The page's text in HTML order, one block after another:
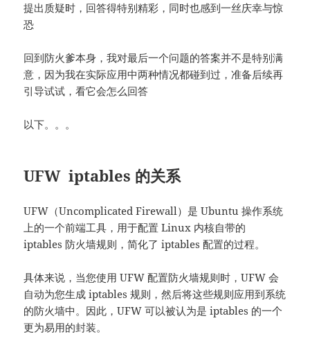
提出质疑时，回答得特别精彩，同时也感到一丝庆幸与惊
恐
回到防火爹本身，我对最后一个问题的答案并不是特别满
意，因为我在实际应用中两种情况都碰到过，准备后续再
引导试试，看它会怎么回答
以下。。。
UFW iptables 的关系
UFW（Uncomplicated Firewall）是 Ubuntu 操作系统
上的一个前端工具，用于配置 Linux 内核自带的
iptables 防火墙规则，简化了 iptables 配置的过程。
具体来说，当您使用 UFW 配置防火墙规则时，UFW 会
自动为您生成 iptables 规则，然后将这些规则应用到系统
的防火墙中。因此，UFW 可以被认为是 iptables 的一个
更为易用的封装。